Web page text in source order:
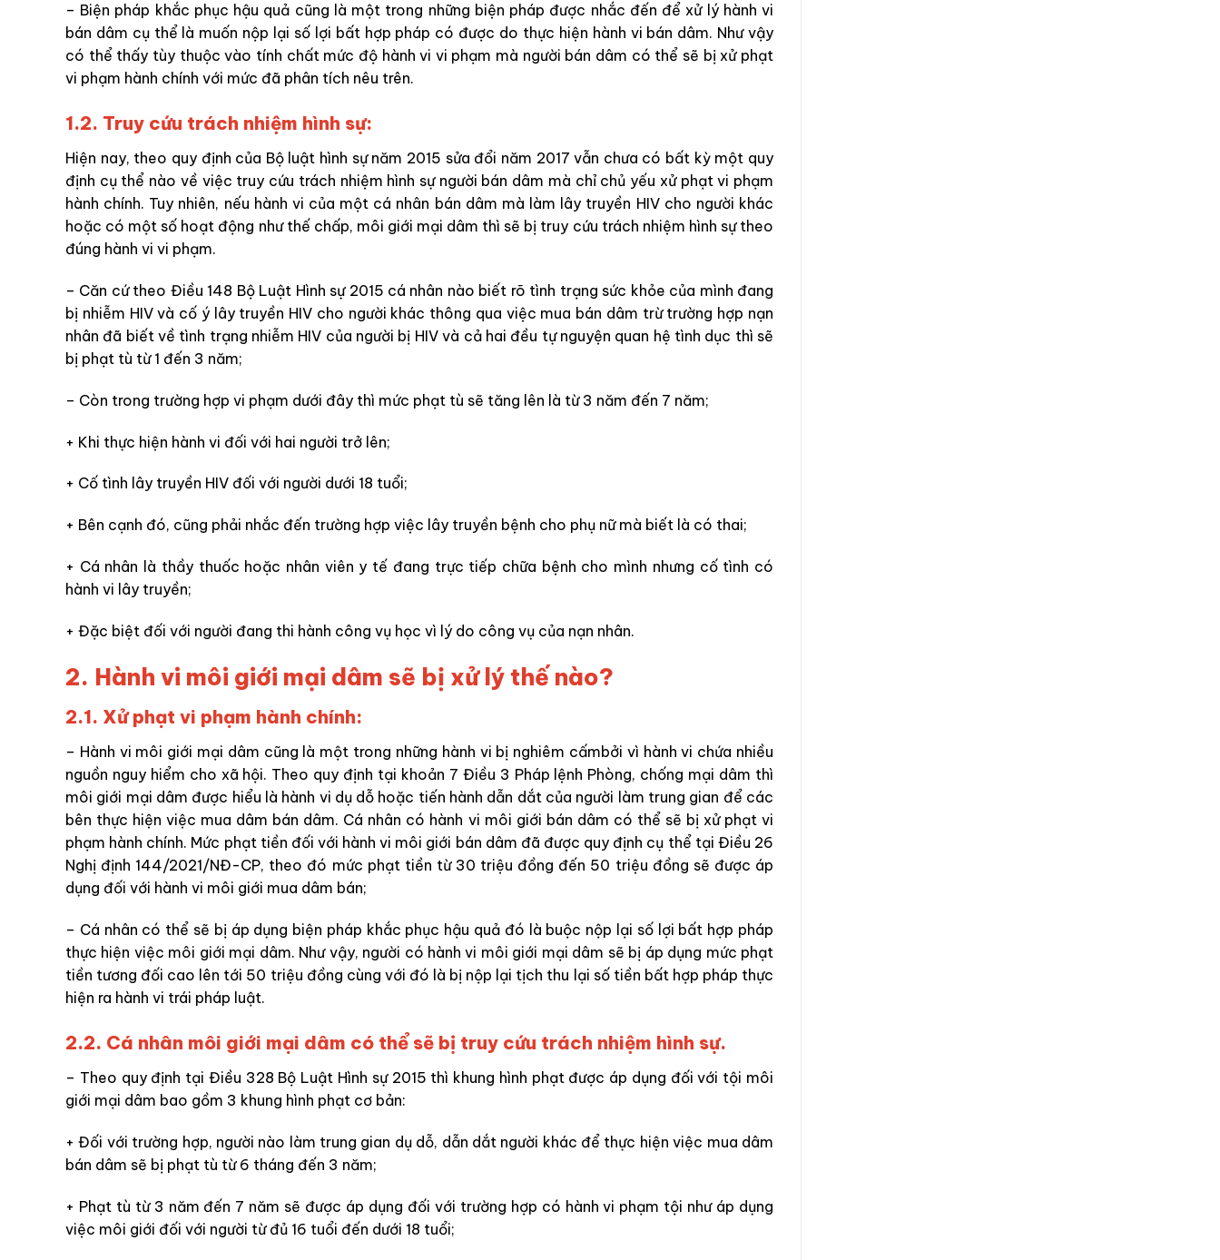
– Biện pháp khắc phục hậu quả cũng là một trong những biện pháp được nhắc đến để xử lý hành vi
bán dâm cụ thể là muốn nộp lại số lợi bất hợp pháp có được do thực hiện hành vi bán dâm. Như vậy
có thể thấy tùy thuộc vào tính chất mức độ hành vi vi phạm mà người bán dâm có thể sẽ bị xử phạt
vi phạm hành chính với mức đã phân tích nêu trên.
1.2. Truy cứu trách nhiệm hình sự:
Hiện nay, theo quy định của Bộ luật hình sự năm 2015 sửa đổi năm 2017 vẫn chưa có bất kỳ một quy
định cụ thể nào về việc truy cứu trách nhiệm hình sự người bán dâm mà chỉ chủ yếu xử phạt vi phạm
hành chính. Tuy nhiên, nếu hành vi của một cá nhân bán dâm mà làm lây truyền HIV cho người khác
hoặc có một số hoạt động như thế chấp, môi giới mại dâm thì sẽ bị truy cứu trách nhiệm hình sự theo
đúng hành vi vi phạm.
– Căn cứ theo Điều 148 Bộ Luật Hình sự 2015 cá nhân nào biết rõ tình trạng sức khỏe của mình đang
bị nhiễm HIV và cố ý lây truyền HIV cho người khác thông qua việc mua bán dâm trừ trường hợp nạn
nhân đã biết về tình trạng nhiễm HIV của người bị HIV và cả hai đều tự nguyện quan hệ tình dục thì sẽ
bị phạt tù từ 1 đến 3 năm;
– Còn trong trường hợp vi phạm dưới đây thì mức phạt tù sẽ tăng lên là từ 3 năm đến 7 năm;
+ Khi thực hiện hành vi đối với hai người trở lên;
+ Cố tình lây truyền HIV đối với người dưới 18 tuổi;
+ Bên cạnh đó, cũng phải nhắc đến trường hợp việc lây truyền bệnh cho phụ nữ mà biết là có thai;
+ Cá nhân là thầy thuốc hoặc nhân viên y tế đang trực tiếp chữa bệnh cho mình nhưng cố tình có
hành vi lây truyền;
+ Đặc biệt đối với người đang thi hành công vụ học vì lý do công vụ của nạn nhân.
2. Hành vi môi giới mại dâm sẽ bị xử lý thế nào?
2.1. Xử phạt vi phạm hành chính:
– Hành vi môi giới mại dâm cũng là một trong những hành vi bị nghiêm cấmbởi vì hành vi chứa nhiều
nguồn nguy hiểm cho xã hội. Theo quy định tại khoản 7 Điều 3 Pháp lệnh Phòng, chống mại dâm thì
môi giới mại dâm được hiểu là hành vi dụ dỗ hoặc tiến hành dẫn dắt của người làm trung gian để các
bên thực hiện việc mua dâm bán dâm. Cá nhân có hành vi môi giới bán dâm có thể sẽ bị xử phạt vi
phạm hành chính. Mức phạt tiền đối với hành vi môi giới bán dâm đã được quy định cụ thể tại Điều 26
Nghị định 144/2021/NĐ-CP, theo đó mức phạt tiền từ 30 triệu đồng đến 50 triệu đồng sẽ được áp
dụng đối với hành vi môi giới mua dâm bán;
– Cá nhân có thể sẽ bị áp dụng biện pháp khắc phục hậu quả đó là buộc nộp lại số lợi bất hợp pháp
thực hiện việc môi giới mại dâm. Như vậy, người có hành vi môi giới mại dâm sẽ bị áp dụng mức phạt
tiền tương đối cao lên tới 50 triệu đồng cùng với đó là bị nộp lại tịch thu lại số tiền bất hợp pháp thực
hiện ra hành vi trái pháp luật.
2.2. Cá nhân môi giới mại dâm có thể sẽ bị truy cứu trách nhiệm hình sự.
– Theo quy định tại Điều 328 Bộ Luật Hình sự 2015 thì khung hình phạt được áp dụng đối với tội môi
giới mại dâm bao gồm 3 khung hình phạt cơ bản:
+ Đối với trường hợp, người nào làm trung gian dụ dỗ, dẫn dắt người khác để thực hiện việc mua dâm
bán dâm sẽ bị phạt tù từ 6 tháng đến 3 năm;
+ Phạt tù từ 3 năm đến 7 năm sẽ được áp dụng đối với trường hợp có hành vi phạm tội như áp dụng
việc môi giới đối với người từ đủ 16 tuổi đến dưới 18 tuổi;